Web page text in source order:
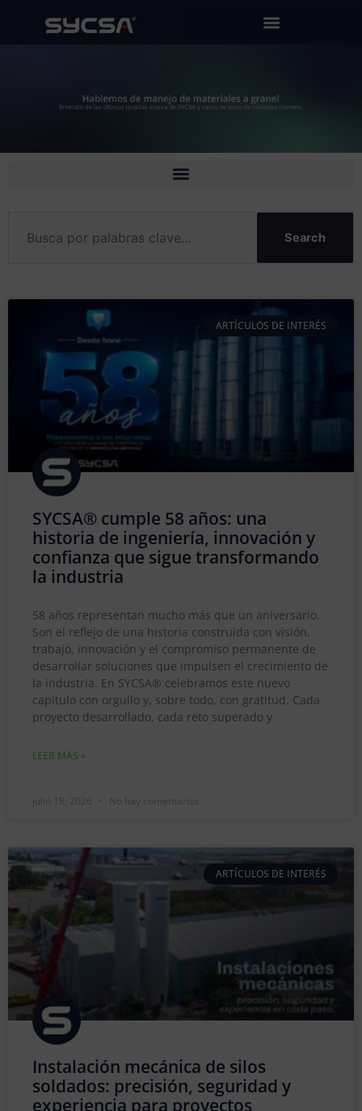
Search
ARTÍCULOS DE INTERÉS
SYCSA® cumple 58 años: una
historia de ingeniería, innovación y
confianza que sigue transformando
la industria
58 años representan mucho más que un aniversario.
Son el reflejo de una historia construida con visión,
trabajo, innovación y el compromiso permanente de
desarrollar soluciones que impulsen el crecimiento de
la industria. En SYCSA® celebramos este nuevo
capítulo con orgullo y, sobre todo, con gratitud. Cada
proyecto desarrollado, cada reto superado y
LEER MÁS »
julio 18, 2026 No hay comentarios
ARTÍCULOS DE INTERÉS
Instalación mecánica de silos
soldados: precisión, seguridad y
experiencia para proyectos